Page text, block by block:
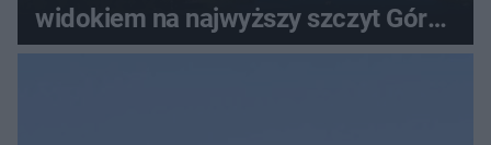
widokiem na najwyższy szczyt Gór
Świętokrzyskich